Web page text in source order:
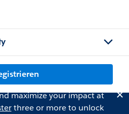
maximize your impact at
three or more to unlock